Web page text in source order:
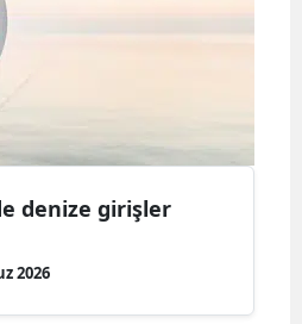
denize girişler
2026